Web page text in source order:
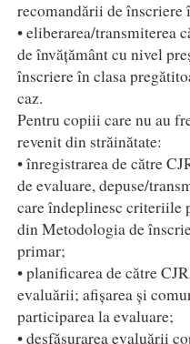
recomandării de înscriere
• eliberarea/transmiterea
de învățământ cu nivel
înscriere în clasa
caz.
Pentru copiii care nu au
revenit din străinătate:
• înregistrarea de către
de evaluare, depuse/
care îndeplinesc criteriile
din Metodologia de
primar;
• planificarea de către
evaluării; afișarea și
participarea la evaluare;
• desfășurarea evaluării